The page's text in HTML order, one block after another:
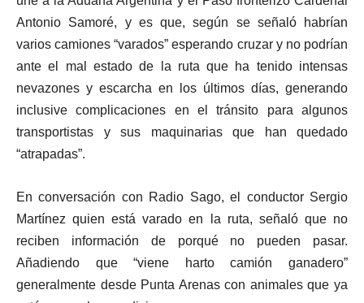
Antonio Samoré, y es que, según se señaló habrían
varios camiones “varados” esperando cruzar y no podrían
ante el mal estado de la ruta que ha tenido intensas
nevazones y escarcha en los últimos días, generando
inclusive complicaciones en el tránsito para algunos
transportistas y sus maquinarias que han quedado
“atrapadas”.
En conversación con Radio Sago, el conductor Sergio
Martínez quien está varado en la ruta, señaló que no
reciben información de porqué no pueden pasar.
Añadiendo que “viene harto camión ganadero”
generalmente desde Punta Arenas con animales que ya